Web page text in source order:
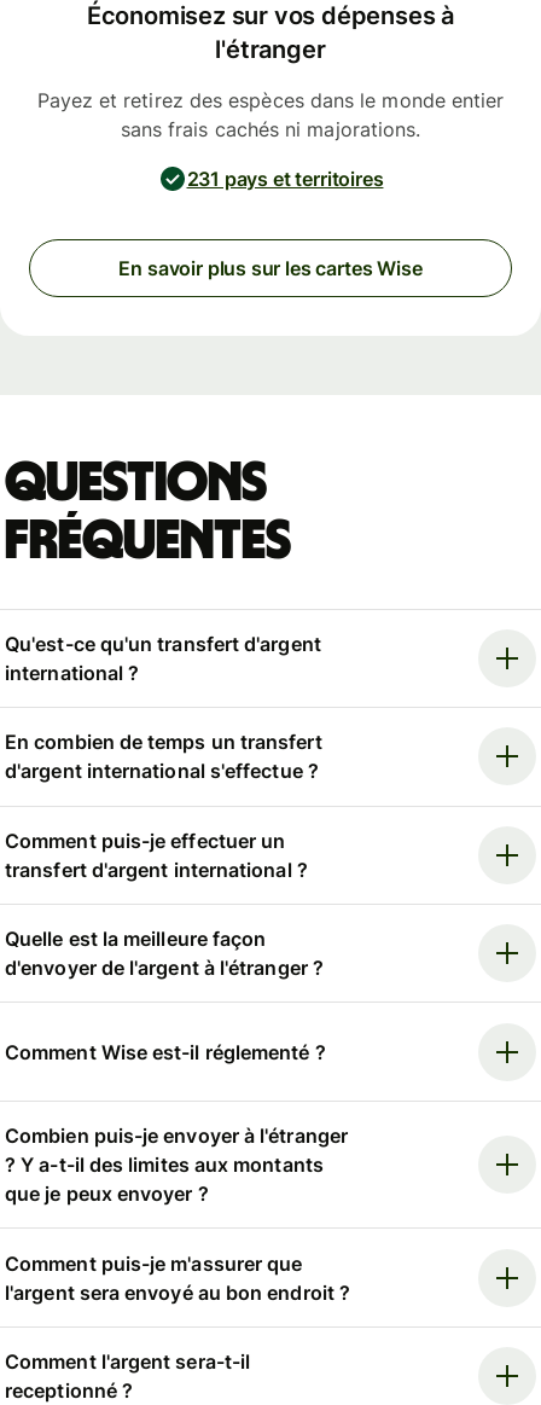
Économisez sur vos dépenses à
l'étranger
Payez et retirez des espèces dans le monde entier
sans frais cachés ni majorations.
231 pays et territoires
En savoir plus sur les cartes Wise
Questions
fréquentes
Qu'est-ce qu'un transfert d'argent
international ?
En combien de temps un transfert
d'argent international s'effectue ?
Comment puis-je effectuer un
transfert d'argent international ?
Quelle est la meilleure façon
d'envoyer de l'argent à l'étranger ?
Comment Wise est-il réglementé ?
Combien puis-je envoyer à l'étranger
? Y a-t-il des limites aux montants
que je peux envoyer ?
Comment puis-je m'assurer que
l'argent sera envoyé au bon endroit ?
Comment l'argent sera-t-il
receptionné ?